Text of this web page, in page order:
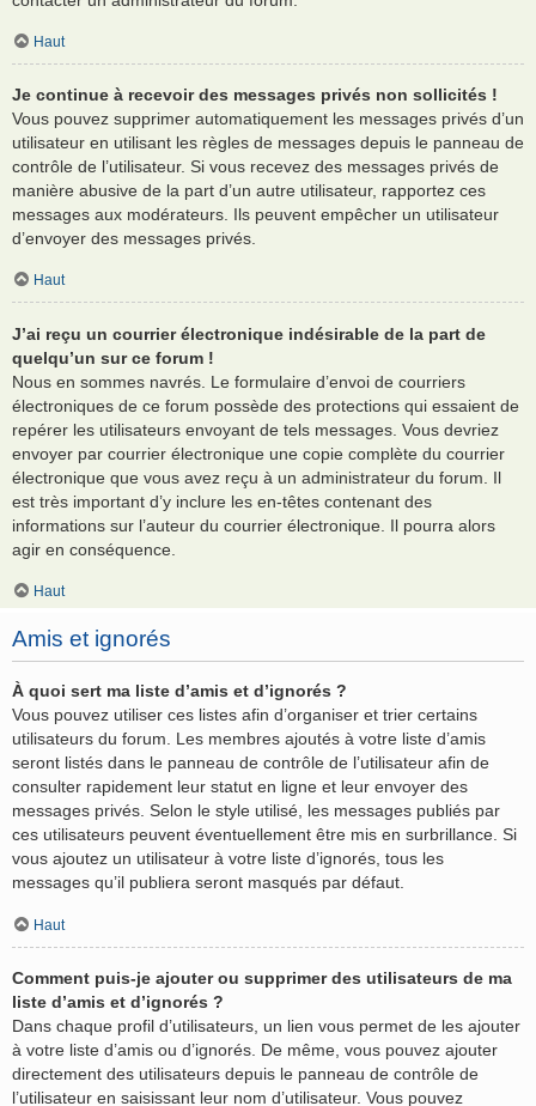
Haut
Je continue à recevoir des messages privés non sollicités !
Vous pouvez supprimer automatiquement les messages privés d’un
utilisateur en utilisant les règles de messages depuis le panneau de
contrôle de l’utilisateur. Si vous recevez des messages privés de
manière abusive de la part d’un autre utilisateur, rapportez ces
messages aux modérateurs. Ils peuvent empêcher un utilisateur
d’envoyer des messages privés.
Haut
J’ai reçu un courrier électronique indésirable de la part de
quelqu’un sur ce forum !
Nous en sommes navrés. Le formulaire d’envoi de courriers
électroniques de ce forum possède des protections qui essaient de
repérer les utilisateurs envoyant de tels messages. Vous devriez
envoyer par courrier électronique une copie complète du courrier
électronique que vous avez reçu à un administrateur du forum. Il
est très important d’y inclure les en-têtes contenant des
informations sur l’auteur du courrier électronique. Il pourra alors
agir en conséquence.
Haut
Amis et ignorés
À quoi sert ma liste d’amis et d’ignorés ?
Vous pouvez utiliser ces listes afin d’organiser et trier certains
utilisateurs du forum. Les membres ajoutés à votre liste d’amis
seront listés dans le panneau de contrôle de l’utilisateur afin de
consulter rapidement leur statut en ligne et leur envoyer des
messages privés. Selon le style utilisé, les messages publiés par
ces utilisateurs peuvent éventuellement être mis en surbrillance. Si
vous ajoutez un utilisateur à votre liste d’ignorés, tous les
messages qu’il publiera seront masqués par défaut.
Haut
Comment puis-je ajouter ou supprimer des utilisateurs de ma
liste d’amis et d’ignorés ?
Dans chaque profil d’utilisateurs, un lien vous permet de les ajouter
à votre liste d’amis ou d’ignorés. De même, vous pouvez ajouter
directement des utilisateurs depuis le panneau de contrôle de
l’utilisateur en saisissant leur nom d’utilisateur. Vous pouvez